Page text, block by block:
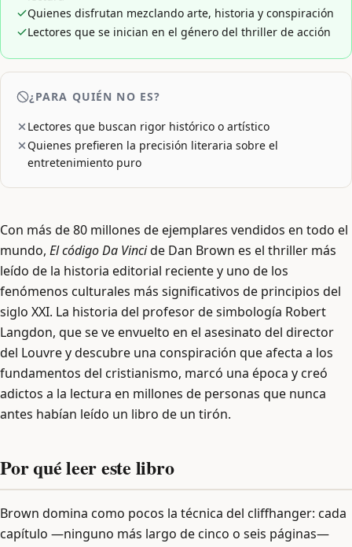
Quienes disfrutan mezclando arte, historia y conspiración
Lectores que se inician en el género del thriller de acción
¿PARA QUIÉN NO ES?
Lectores que buscan rigor histórico o artístico
Quienes prefieren la precisión literaria sobre el
entretenimiento puro
Con más de 80 millones de ejemplares vendidos en todo el
mundo, El código Da Vincide Dan Brown es el thriller más
leído de la historia editorial reciente y uno de los
fenómenos culturales más significativos de principios del
siglo XXI. La historia del profesor de simbología Robert
Langdon, que se ve envuelto en el asesinato del director
del Louvre y descubre una conspiración que afecta a los
fundamentos del cristianismo, marcó una época y creó
adictos a la lectura en millones de personas que nunca
antes habían leído un libro de un tirón.
Por qué leer este libro
Brown domina como pocos la técnica del cliffhanger: cada
capítulo —ninguno más largo de cinco o seis páginas—